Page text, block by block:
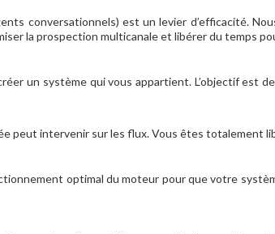
conversationnels) est un levier d’efficacité.
la prospection multicanale et libérer du temps
un système qui vous appartient. L’objectif est
peut intervenir sur les flux. Vous êtes totalement
optimal du moteur pour que votre